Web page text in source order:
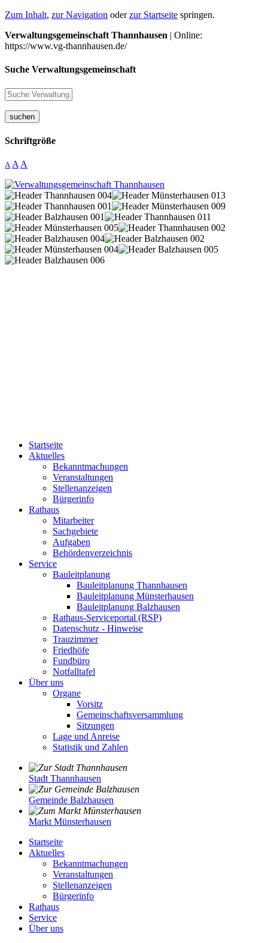
Zum Inhalt, zur Navigation oderzur Startseite springen.
Verwaltungsgemeinschaft Thannhausen | Online:
https://www.vg-thannhausen.de/
Suche Verwaltungsgemeinschaft
suchen
Schriftgröße
A A A
Startseite
Aktuelles
Bekanntmachungen
Veranstaltungen
Stellenanzeigen
Bürgerinfo
Rathaus
Mitarbeiter
Sachgebiete
Aufgaben
Behördenverzeichnis
Service
Bauleitplanung
Bauleitplanung Thannhausen
Bauleitplanung Münsterhausen
Bauleitplanung Balzhausen
Rathaus-Serviceportal (RSP)
Datenschutz - Hinweise
Trauzimmer
Friedhöfe
Fundbüro
Notfalltafel
Über uns
Organe
Vorsitz
Gemeinschaftsversammlung
Sitzungen
Lage und Anreise
Statistik und Zahlen
Stadt Thannhausen
Gemeinde Balzhausen
Markt Münsterhausen
Startseite
Aktuelles
Bekanntmachungen
Veranstaltungen
Stellenanzeigen
Bürgerinfo
Rathaus
Service
Über uns